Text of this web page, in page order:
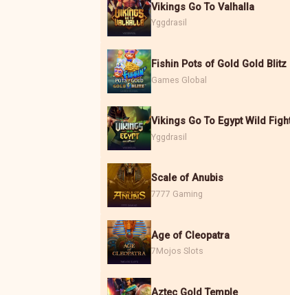
Vikings Go To Valhalla
Yggdrasil
Fishin Pots of Gold Gold Blitz
Games Global
Vikings Go To Egypt Wild
Yggdrasil
Scale of Anubis
7777 Gaming
Age of Cleopatra
7Mojos Slots
Aztec Gold Temple